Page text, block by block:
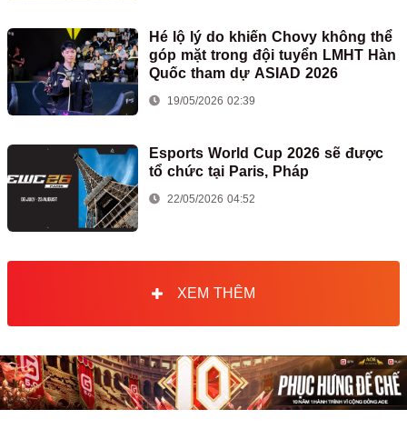
Hé lộ lý do khiến Chovy không thể
góp mặt trong đội tuyển LMHT Hàn
Quốc tham dự ASIAD 2026
19/05/2026 02:39
Esports World Cup 2026 sẽ được
tổ chức tại Paris, Pháp
22/05/2026 04:52
XEM THÊM